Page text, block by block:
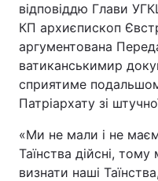
відповіддю Глави
КП архиєпископ
аргументована
ватиканськимир
сприятиме
Патріархату зі
«Ми не мали і не
Таїнства дійсні,
визнати наші